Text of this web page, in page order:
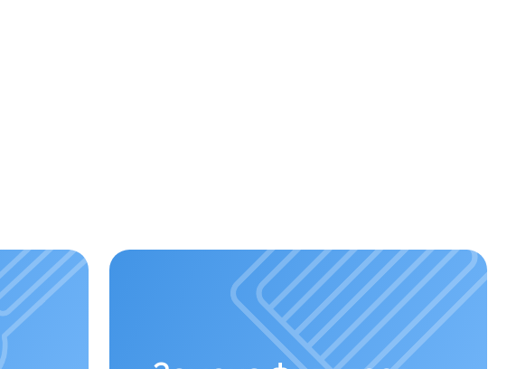
Своевременная замена фильтров –
залог чистого воздуха. Подбираем и
устанавливаем оригинальные или
Замена фильтров